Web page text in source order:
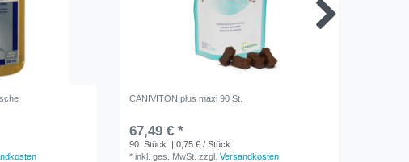
CANIVITON plus maxi 90 St.
67,49 € *
90 Stück
| 0,75 € / Stück
*inkl. ges. MwSt. zzgl.Versandkosten